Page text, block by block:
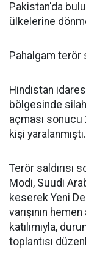
Pakistan'da
ülkelerine
Pahalgam terör
Hindistan
bölgesinde
açması sonucu
kişi yaralanmıştı.
Terör saldırısı
Modi, Suudi
keserek Yeni
varışının
katılımıyla,
toplantısı